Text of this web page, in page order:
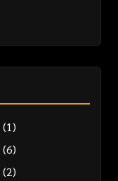
(1)
(6)
(2)